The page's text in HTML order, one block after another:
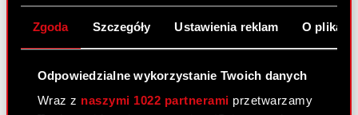
Zgoda Szczegóły Ustawienia reklam O
Odpowiedzialne wykorzystanie Twoich danych
Wraz z naszymi 1022 partnerami przetwarzamy